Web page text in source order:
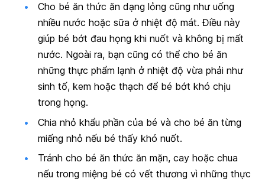
Cho bé ăn thức ăn dạng lỏng cũng như uống
nhiều nước hoặc sữa ở nhiệt độ mát. Điều này
giúp bé bớt đau họng khi nuốt và không bị mất
nước. Ngoài ra, bạn cũng có thể cho bé ăn
những thực phẩm lạnh ở nhiệt độ vừa phải như
sinh tố, kem hoặc thạch để bé bớt khó chịu
trong họng.
Chia nhỏ khẩu phần của bé và cho bé ăn từng
miếng nhỏ nếu bé thấy khó nuốt.
Tránh cho bé ăn thức ăn mặn, cay hoặc chua
nếu trong miệng bé có vết thương vì những thực